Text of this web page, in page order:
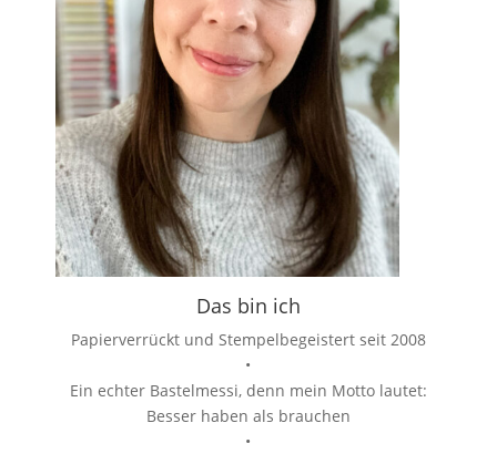
Das bin ich
Papierverrückt und Stempelbegeistert seit 2008
•
Ein echter Bastelmessi, denn mein Motto lautet:
Besser haben als brauchen
•